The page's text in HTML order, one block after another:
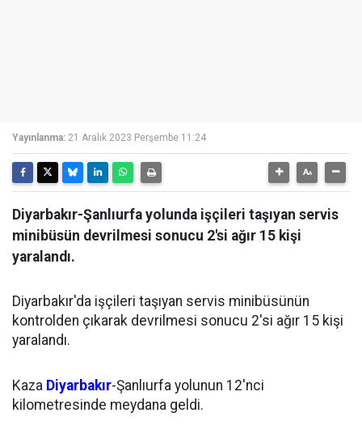
Yayınlanma: 21 Aralık 2023 Perşembe 11:24
Diyarbakır-Şanlıurfa yolunda işçileri taşıyan servis
minibüsün devrilmesi sonucu 2'si ağır 15 kişi
yaralandı.
Diyarbakır'da işçileri taşıyan servis minibüsünün
kontrolden çıkarak devrilmesi sonucu 2'si ağır 15 kişi
yaralandı.
Kaza Diyarbakır-Şanlıurfa yolunun 12'nci
kilometresinde meydana geldi.